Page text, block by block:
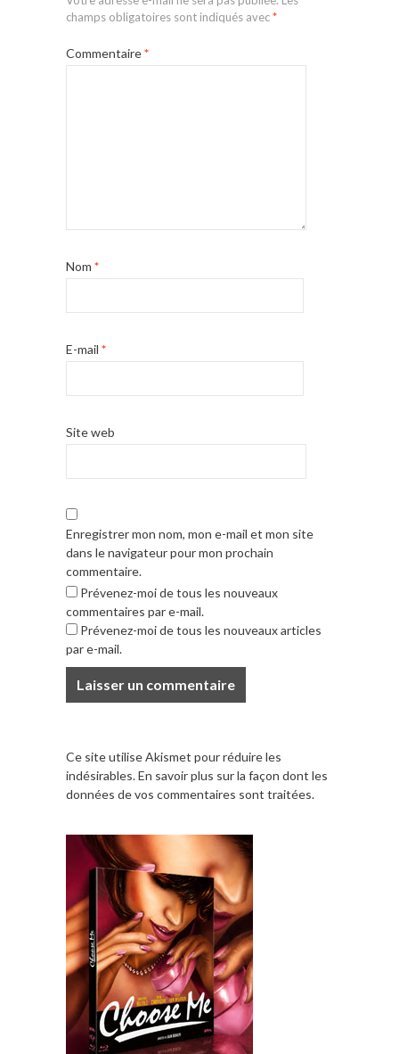
champs obligatoires sont indiqués avec*
Commentaire*
Nom *
E-mail *
Site web
Enregistrer mon nom, mon e-mail et mon site
dans le navigateur pour mon prochain
commentaire.
Prévenez-moi de tous les nouveaux
commentaires par e-mail.
Prévenez-moi de tous les nouveaux articles
par e-mail.
Ce site utilise Akismet pour réduire les
indésirables.En savoir plus sur la façon dont les
données de vos commentaires sont traitées.